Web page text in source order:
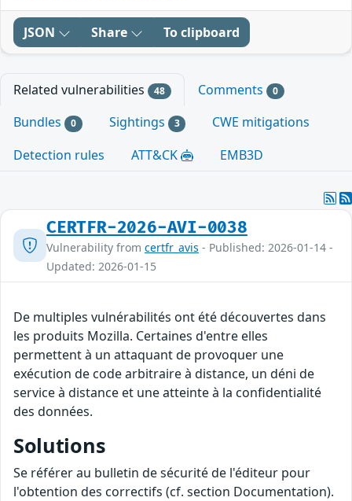
JSON Share To clipboard
Related vulnerabilities 48 Comments 0
Bundles 0 Sightings 3
CWE mitigations
Detection rules
ATT&CK EMB3D
CERTFR-2026-AVI-0038
Vulnerability from certfr_avis - Published: 2026-01-14 -
Updated: 2026-01-15
De multiples vulnérabilités ont été découvertes dans
les produits Mozilla. Certaines d'entre elles
permettent à un attaquant de provoquer une
exécution de code arbitraire à distance, un déni de
service à distance et une atteinte à la confidentialité
des données.
Solutions
Se référer au bulletin de sécurité de l'éditeur pour
l'obtention des correctifs (cf. section Documentation).